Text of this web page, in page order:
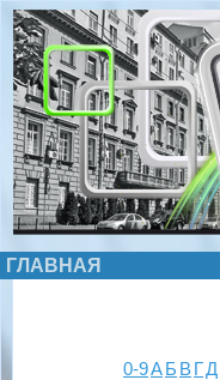
ГЛАВНАЯ
0-9АБ ВГД